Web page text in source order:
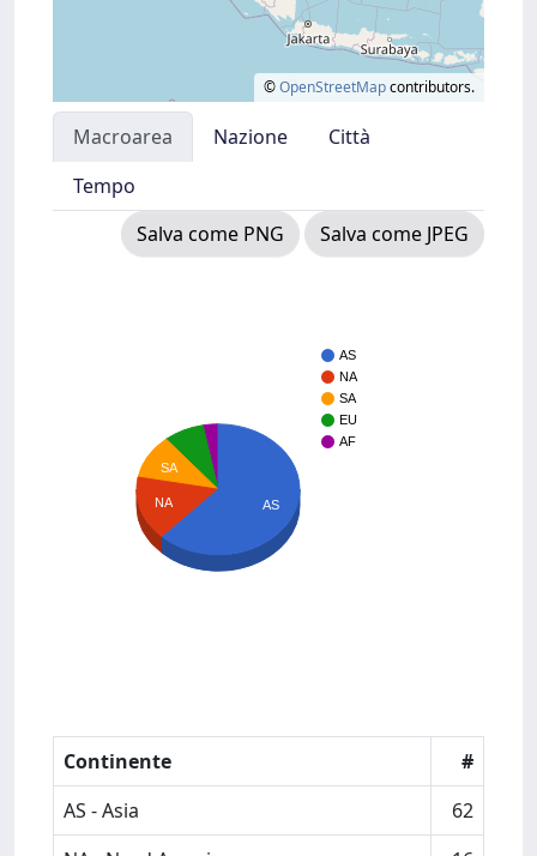
©OpenStreetMapcontributors.
Macroarea Nazione
Città
Tempo
Salva come PNG
Salva come JPEG
AS
NA
SA
EU
AF
SA
NA AS
Continente
#
AS - Asia
62